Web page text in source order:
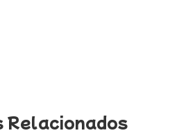
Relacionados